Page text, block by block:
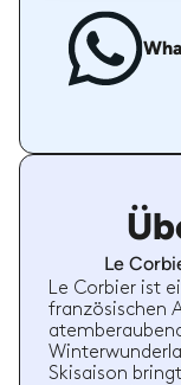
Le
Le Corbier ist
französischen
Skisaison